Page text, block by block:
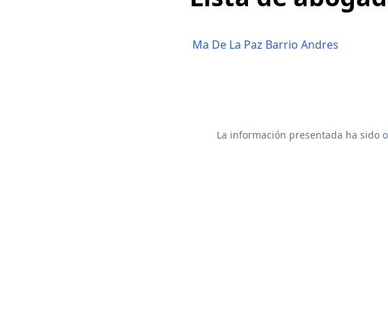
Ma De La Paz Barrio Andres
La información presentada ha sido